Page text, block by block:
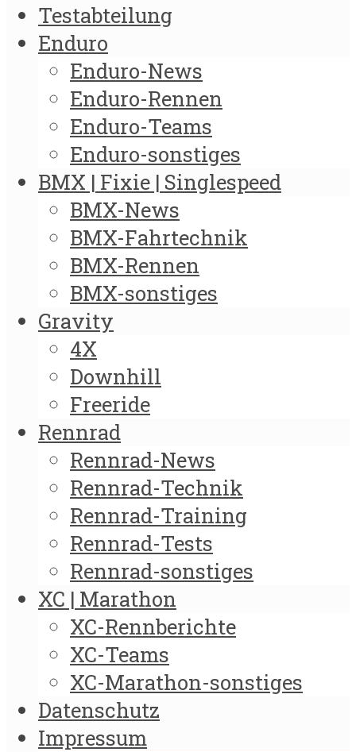
Testabteilung
Enduro
Enduro-News
Enduro-Rennen
Enduro-Teams
Enduro-sonstiges
BMX | Fixie | Singlespeed
BMX-News
BMX-Fahrtechnik
BMX-Rennen
BMX-sonstiges
Gravity
4X
Downhill
Freeride
Rennrad
Rennrad-News
Rennrad-Technik
Rennrad-Training
Rennrad-Tests
Rennrad-sonstiges
XC | Marathon
XC-Rennberichte
XC-Teams
XC-Marathon-sonstiges
Datenschutz
Impressum